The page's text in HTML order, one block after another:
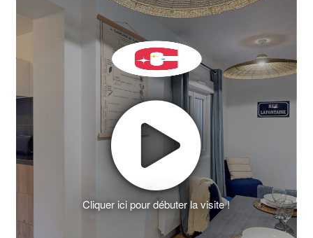
Cliquer ici pour débuter la visite !